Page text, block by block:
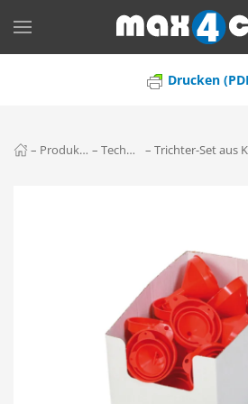
Skip to main content
Drucken
– Produkte – Technik – Trichter-Set aus